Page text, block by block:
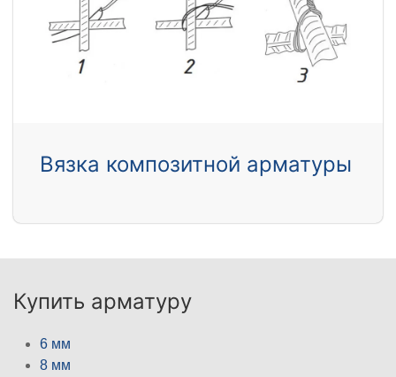
Вязка композитной арматуры
Купить арматуру
6 мм
8 мм